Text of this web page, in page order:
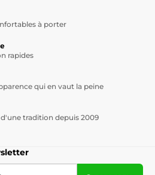
à porter
rapides
qui en vaut la peine
tradition depuis 2009